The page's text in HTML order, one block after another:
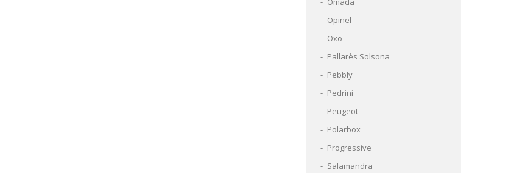
Opinel
Oxo
Pallarès Solsona
Pebbly
Pedrini
Peugeot
Polarbox
Progressive
Salamandra